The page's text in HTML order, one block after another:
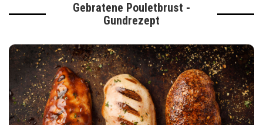
Gebratene Pouletbrust -
Gundrezept